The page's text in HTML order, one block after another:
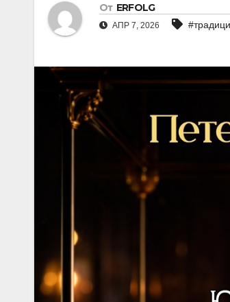
От ERFOLG
АПР 7, 2026